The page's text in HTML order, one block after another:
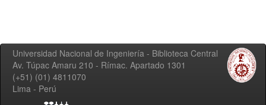
Universidad Nacional de Ingeniería - Biblioteca Central
Av. Túpac Amaru 210 - Rímac. Apartado 1301
(+51) (01) 4811070
Lima - Perú